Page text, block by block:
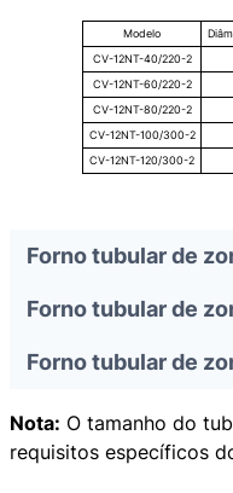
Modelo
CV-12NT-40/220-2
CV-12NT-60/220-2
CV-12NT-80/220-2
CV-12NT-100/300-2
CV-12NT-120/300-2
Forno tubular de
Forno tubular de
Forno tubular de
Nota: O tamanho do
requisitos específicos